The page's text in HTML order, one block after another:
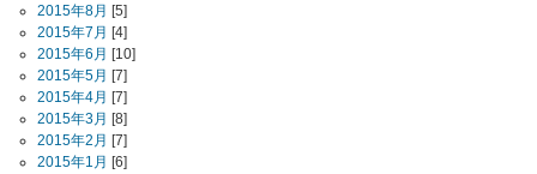
2015年8月 [5]
2015年7月 [4]
2015年6月 [10]
2015年5月 [7]
2015年4月 [7]
2015年3月 [8]
2015年2月 [7]
2015年1月 [6]